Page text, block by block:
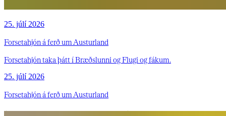
25. júlí 2026
Forsetahjón á ferð um Austurland
Forsetahjón taka þátt í Bræðslunni og Flugi og fákum.
25. júlí 2026
Forsetahjón á ferð um Austurland